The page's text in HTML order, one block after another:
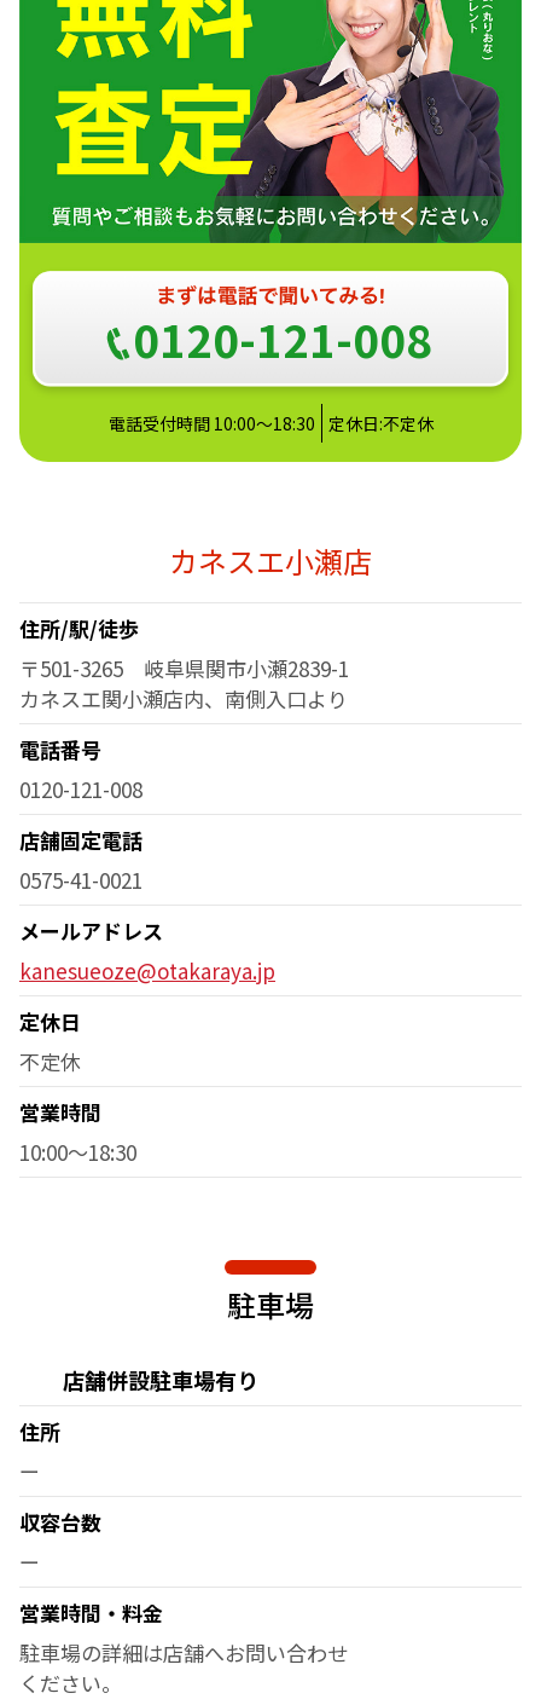
0120-121-008
電話受付時間 10:00～18:30 定休日:不定休
カネスエ小瀬店
住所/駅/徒歩
〒501-3265 岐阜県関市小瀬2839-1
カネスエ関小瀬店内、南側入口より
電話番号
0120-121-008
店舗固定電話
0575-41-0021
メールアドレス
kanesueoze@otakaraya.jp
定休日
不定休
営業時間
10:00～18:30
駐車場
店舗併設駐車場有り
住所
ー
収容台数
ー
営業時間・料金
駐車場の詳細は店舗へお問い合わせ
ください。